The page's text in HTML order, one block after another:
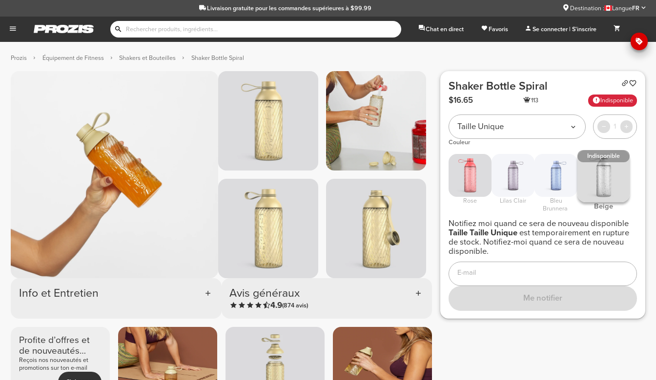
Livraison gratuitepour les commandes supérieures à $99.99 Destination : LangueFR
Chat en direct Favoris Se connecter | S'inscrire
Prozis Équipement de Fitness Shakers et Bouteilles Shaker Bottle Spiral
Info et Entretien Avis généraux
4.9(874 avis)
Profite d’offres et
de nouveautés
exclusives
Reçois nos nouveautés et
promotions sur ton e-mail
Shaker Bottle Spiral
$16.65 113 Indisponible
Taille Unique 1
Couleur
Rose Lilas Clair
Brunnera
Indisponible
Beige
Notifiez moi quand ce sera de nouveau disponible
Taille Taille Uniqueest temporairement en rupture
de stock. Notifiez-moi quand ce sera de nouveau
disponible.
E-mail
Me notifier